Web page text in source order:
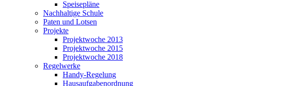
Speisepläne
Nachhaltige Schule
Paten und Lotsen
Projekte
Projektwoche 2013
Projektwoche 2015
Projektwoche 2018
Regelwerke
Handy-Regelung
Hausaufgabenordnung